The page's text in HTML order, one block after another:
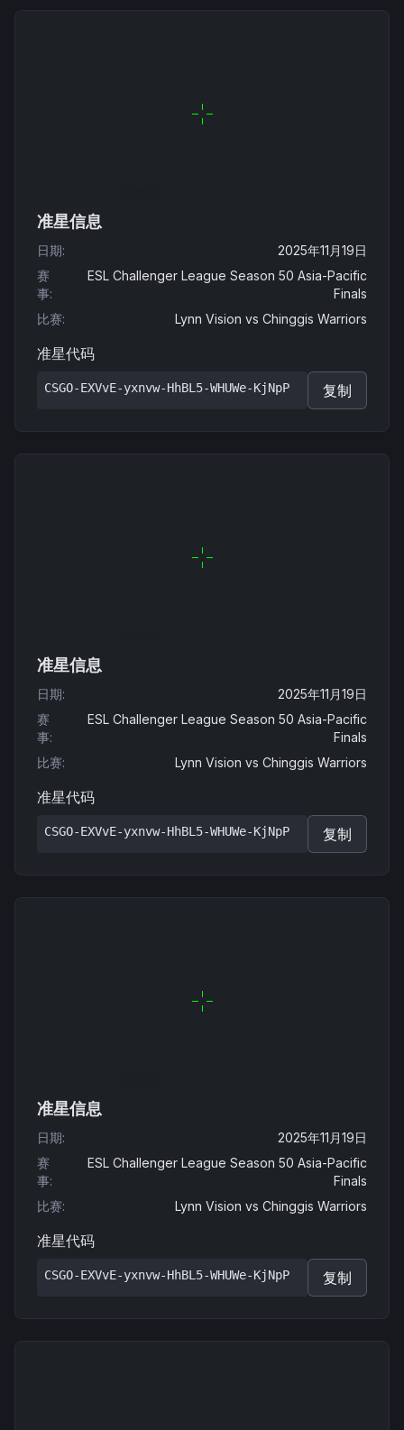
准星信息
日期:
2025年11月19日
赛
事:
ESL Challenger League Season 50 Asia-Pacific
Finals
比赛: Lynn Vision vs Chinggis Warriors
准星代码
CSGO-EXVvE-yxnvw-HhBL5-WHUWe-KjNpP 复制
准星信息
日期:
2025年11月19日
赛
事:
ESL Challenger League Season 50 Asia-Pacific
Finals
比赛: Lynn Vision vs Chinggis Warriors
准星代码
CSGO-EXVvE-yxnvw-HhBL5-WHUWe-KjNpP 复制
准星信息
日期:
2025年11月19日
赛
事:
ESL Challenger League Season 50 Asia-Pacific
Finals
比赛: Lynn Vision vs Chinggis Warriors
准星代码
CSGO-EXVvE-yxnvw-HhBL5-WHUWe-KjNpP 复制